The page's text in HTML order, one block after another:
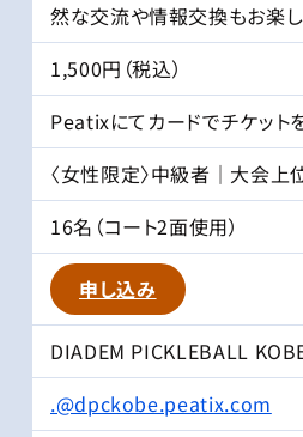
然な交流や情報交換もお楽し
1,500円（税込）
Peatixにてカードでチケット
〈女性限定〉中級者｜大会
16名（コート2面使用）
申し込み
DIADEM PICKLEBALL
.@dpckobe.peatix.com